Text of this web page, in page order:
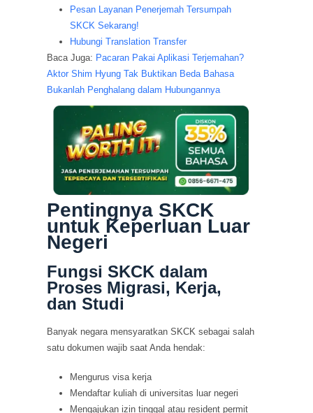
Pesan Layanan Penerjemah Tersumpah
SKCK Sekarang!
Hubungi Translation Transfer
Baca Juga: Pacaran Pakai Aplikasi Terjemahan?
Aktor Shim Hyung Tak Buktikan Beda Bahasa
Bukanlah Penghalang dalam Hubungannya
Pentingnya SKCK
untuk Keperluan Luar
Negeri
Fungsi SKCK dalam
Proses Migrasi, Kerja,
dan Studi
Banyak negara mensyaratkan SKCK sebagai salah
satu dokumen wajib saat Anda hendak:
Mengurus visa kerja
Mendaftar kuliah di universitas luar negeri
Mengajukan izin tinggal atau resident permit